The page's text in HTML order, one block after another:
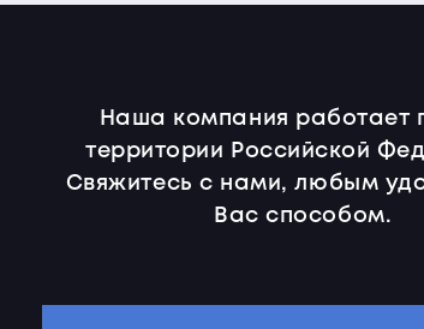
Наша компания работает
территории Российской
Свяжитесь с нами, любым
Вас способом.